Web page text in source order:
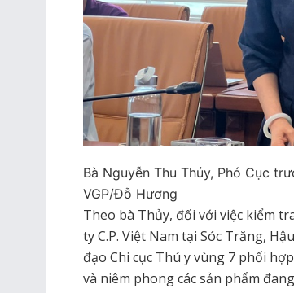
Bà Nguyễn Thu Thủy, Phó Cục
VGP/Đỗ Hương
Theo bà Thủy, đối với việc kiểm
ty C.P. Việt Nam tại Sóc Trăng,
đạo Chi cục Thú y vùng 7 phối
và niêm phong các sản phẩm